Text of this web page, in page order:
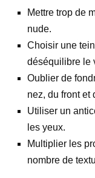
Mettre trop de
nude.
Choisir une
déséquilibre le
Oublier de
nez, du front et
Utiliser un
les yeux.
Multiplier les
nombre de